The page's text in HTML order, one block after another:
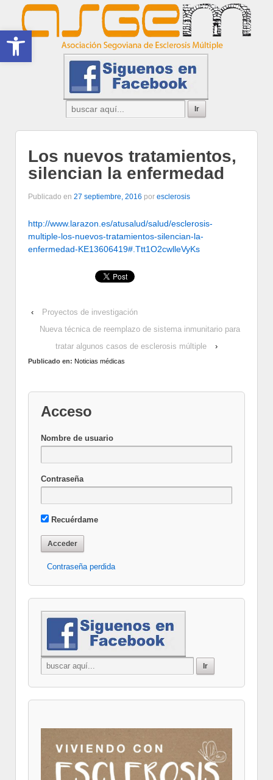
Abrir barra de herramientas
Los nuevos tratamientos,
silencian la enfermedad
Publicado en 27 septiembre, 2016 por esclerosis
http://www.larazon.es/atusalud/salud/esclerosis-
multiple-los-nuevos-tratamientos-silencian-la-
enfermedad-KE13606419#.Ttt1O2cwlleVyKs
‹
Proyectos de investigación
Nueva técnica de reemplazo de sistema inmunitario para
tratar algunos casos de esclerosis múltiple
›
Publicado en: Noticias médicas
Acceso
Nombre de usuario
Contraseña
Recuérdame
Contraseña perdida